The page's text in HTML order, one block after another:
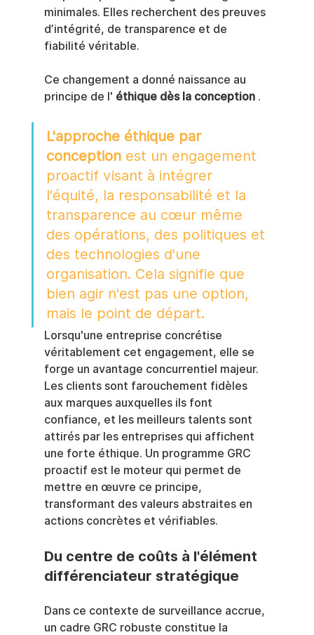
minimales. Elles recherchent des preuves
d’intégrité, de transparence et de
fiabilité véritable.
Ce changement a donné naissance au
principe de l' éthique dès la conception .
L'approche éthique par
conception est un engagement
proactif visant à intégrer
l'équité, la responsabilité et la
transparence au cœur même
des opérations, des politiques et
des technologies d'une
organisation. Cela signifie que
bien agir n'est pas une option,
mais le point de départ.
Lorsqu'une entreprise concrétise
véritablement cet engagement, elle se
forge un avantage concurrentiel majeur.
Les clients sont farouchement fidèles
aux marques auxquelles ils font
confiance, et les meilleurs talents sont
attirés par les entreprises qui affichent
une forte éthique. Un programme GRC
proactif est le moteur qui permet de
mettre en œuvre ce principe,
transformant des valeurs abstraites en
actions concrètes et vérifiables.
Du centre de coûts à l'élément
différenciateur stratégique
Dans ce contexte de surveillance accrue,
un cadre GRC robuste constitue la